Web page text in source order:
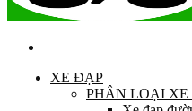
XE ĐẠP
PHÂN LOẠI